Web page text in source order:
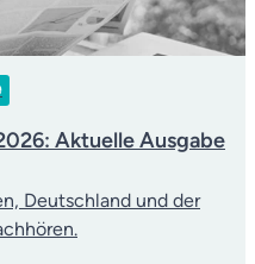
Aktuelle Ausgabe
Deutschland und der